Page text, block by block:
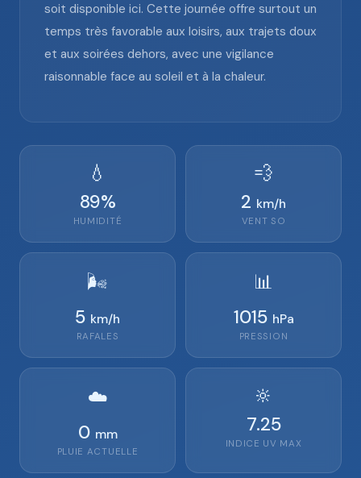
soit disponible ici. Cette journée offre surtout un
temps très favorable aux loisirs, aux trajets doux
et aux soirées dehors, avec une vigilance
raisonnable face au soleil et à la chaleur.
💧
89%
HUMIDITÉ
💨
2 km/h
VENT SO
🌬️
5 km/h
RAFALES
📊
1015 hPa
PRESSION
☁️
0 mm
PLUIE ACTUELLE
🔆
7.25
INDICE UV MAX